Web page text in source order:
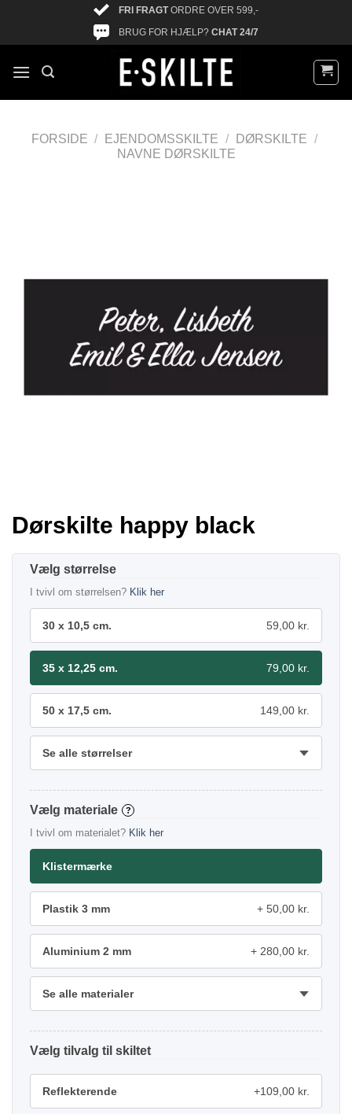
FRI FRAGTORDRE OVER 599,-
BRUG FOR HJÆLP? CHAT 24/7
FORSIDE / EJENDOMSSKILTE / DØRSKILTE /
NAVNE DØRSKILTE
Dørskilte happy black
størrelse
I tvivl om størrelsen? Klik her
30 x 10,5 cm. 59,00 kr.
35 x 12,25 cm. 79,00 kr.
50 x 17,5 cm. 149,00 kr.
Se alle størrelser
materiale ?
I tvivl om materialet? Klik her
Klistermærke
Plastik 3 mm 50,00 kr.
Aluminium 2 mm 280,00 kr.
Se alle materialer
tilvalg
Reflekterende +109,00 kr.